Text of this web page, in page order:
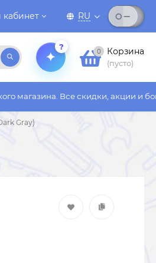
RU
?
0 Корзина
(пусто)
Все скидки, акции и бонусы
Gray)